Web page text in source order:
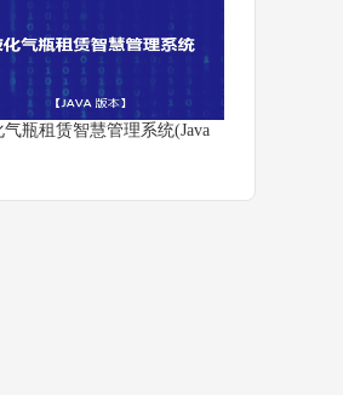
气瓶租赁智慧管理系统(Java